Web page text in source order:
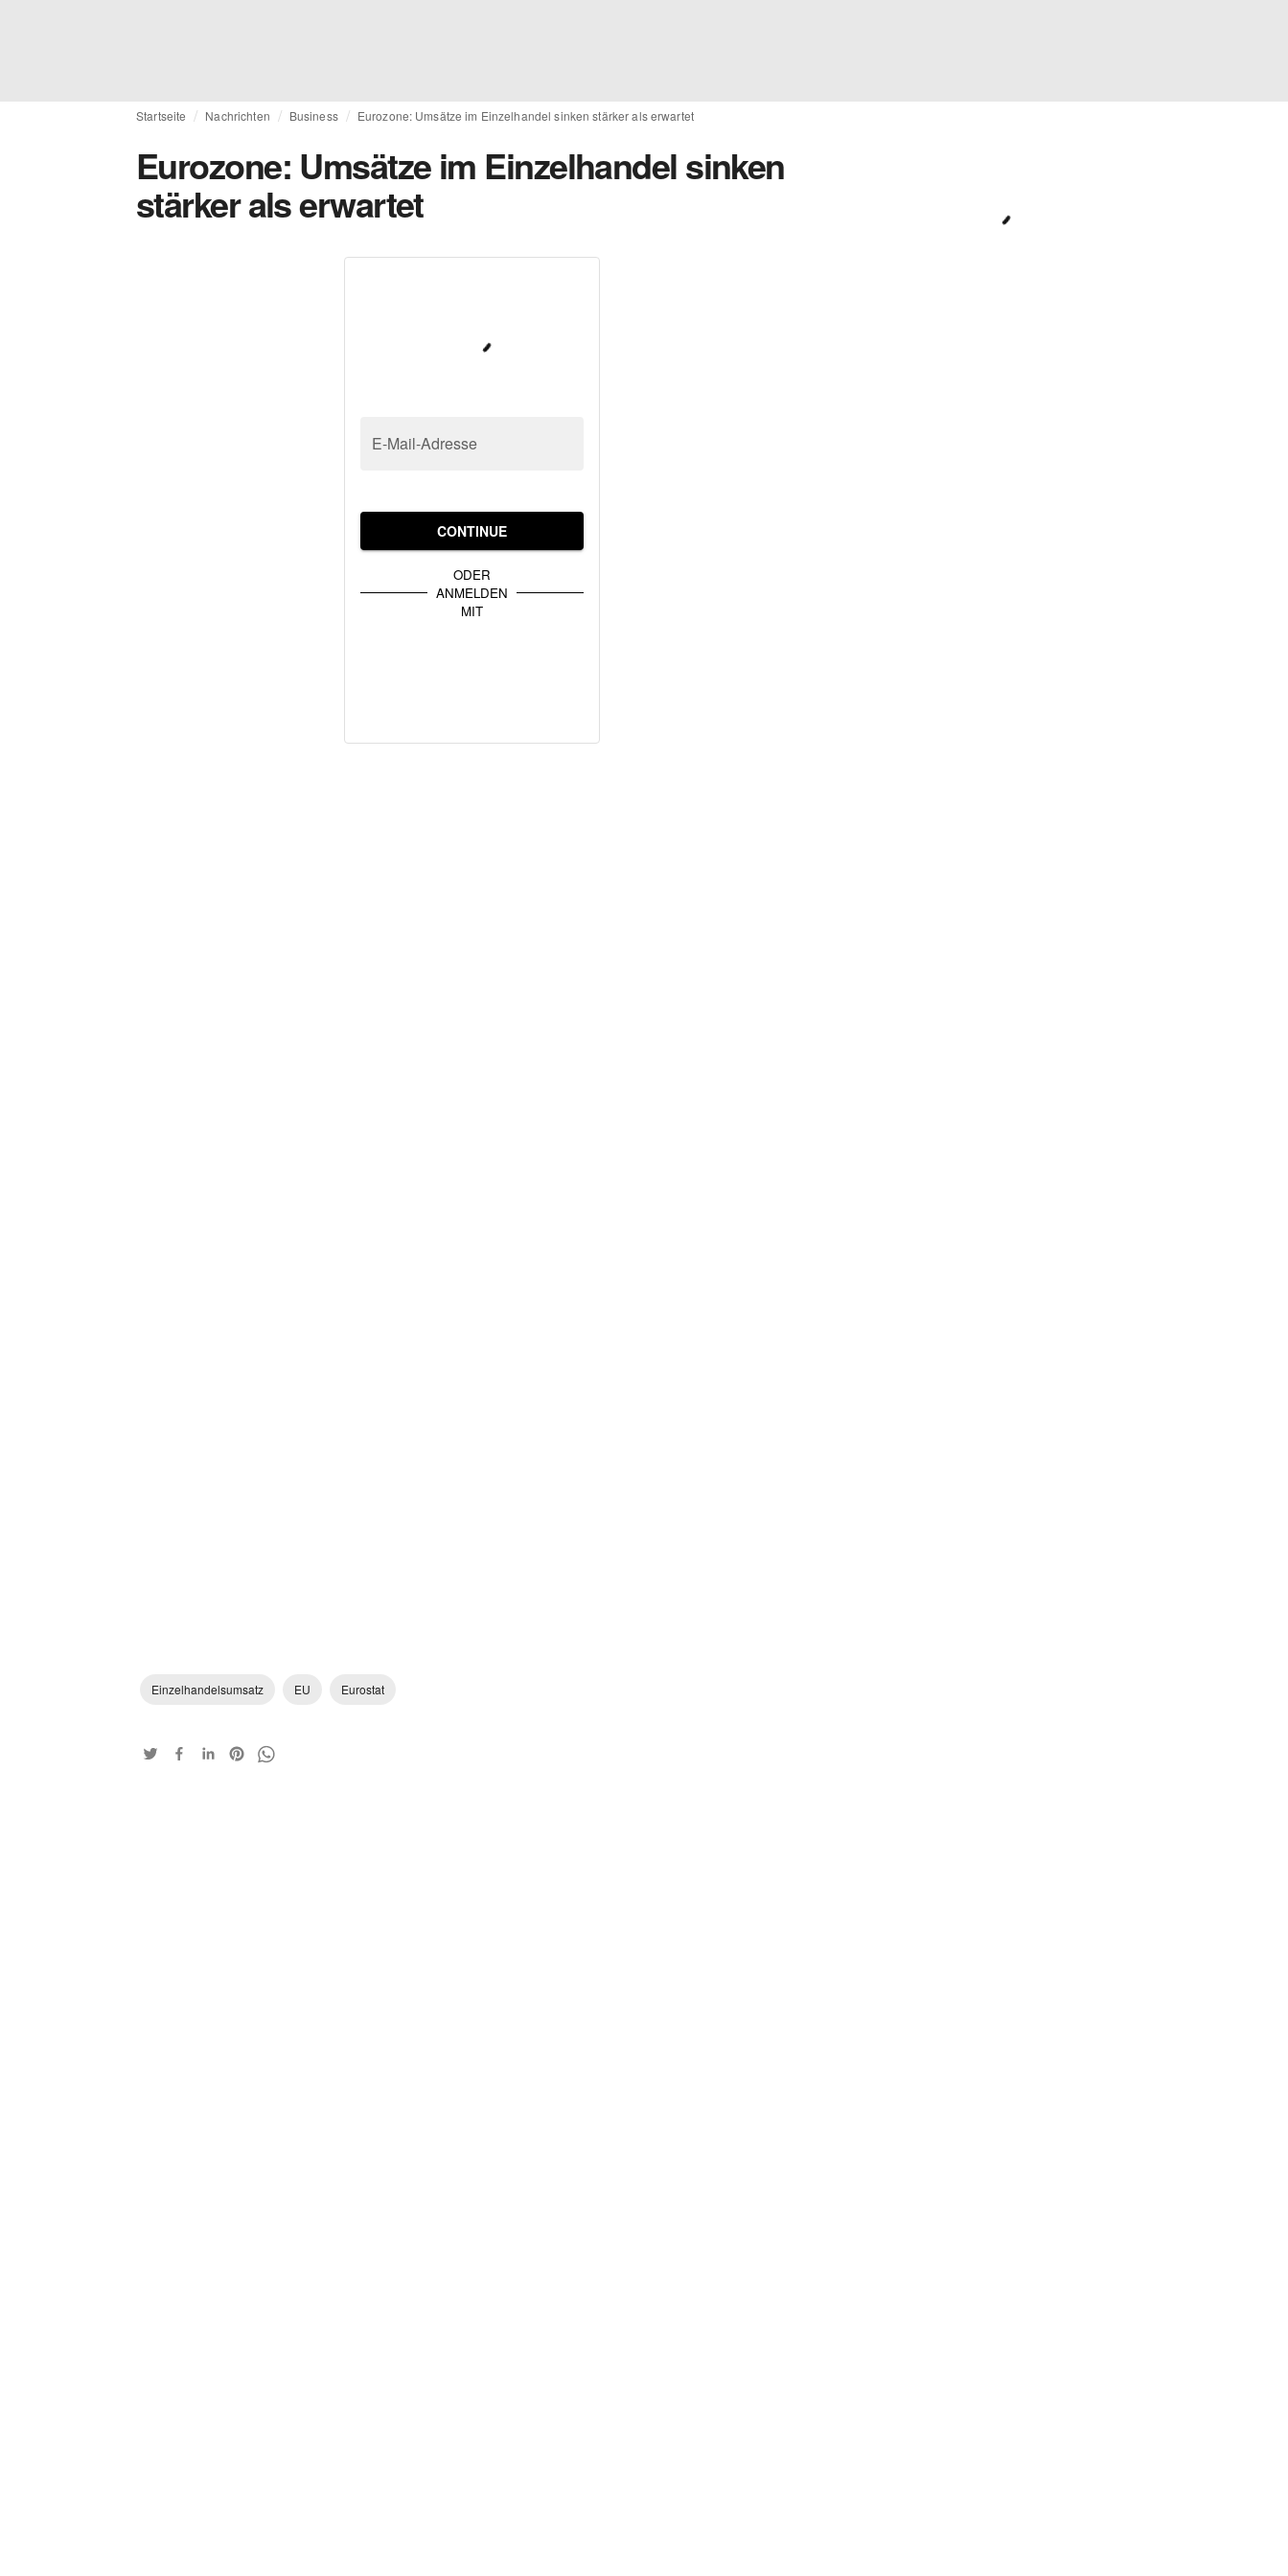
Startseite Nachrichten Business Eurozone: Umsätze im Einzelhandel sinken stärker als erwartet
Eurozone: Umsätze im Einzelhandel sinken
stärker als erwartet
E-Mail-Adresse
CONTINUE
ODER
ANMELDEN
MIT
Einzelhandelsumsatz EU Eurostat